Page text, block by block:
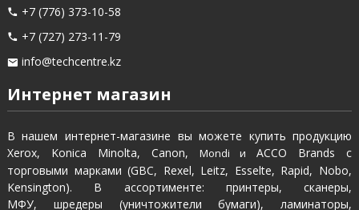
+7 (776) 373-10-58
+7 (727) 273-11-79
info@techcentre.kz
Интернет магазин
В нашем интернет-магазине вы можете купить продукцию
Xerox, Konica Minolta, Canon, Mondi иACCO Brands с
торговыми марками (GBC, Rexel, Leitz, Esselte, Rapid, Nobo,
Kensington). В ассортименте: принтеры, сканеры,
МФУ, шредеры (уничтожители бумаги), ламинаторы,